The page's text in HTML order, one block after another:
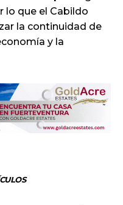
lo que el Cabildo
la continuidad de
y la